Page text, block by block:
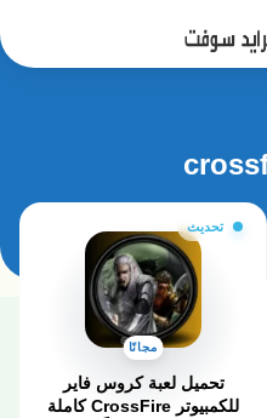
تحديث
مجانًا
تحميل لعبة كروس فاير
للكمبيوتر CrossFire كاملة